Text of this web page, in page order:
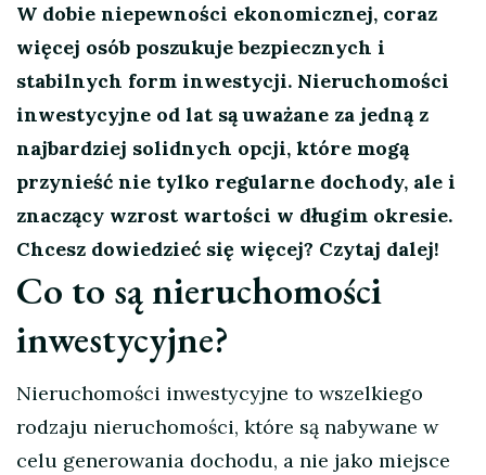
W dobie niepewności ekonomicznej, coraz
więcej osób poszukuje bezpiecznych i
stabilnych form inwestycji. Nieruchomości
inwestycyjne od lat są uważane za jedną z
najbardziej solidnych opcji, które mogą
przynieść nie tylko regularne dochody, ale i
znaczący wzrost wartości w długim okresie.
Chcesz dowiedzieć się więcej? Czytaj dalej!
Co to są nieruchomości
inwestycyjne?
Nieruchomości inwestycyjne to wszelkiego
rodzaju nieruchomości, które są nabywane w
celu generowania dochodu, a nie jako miejsce